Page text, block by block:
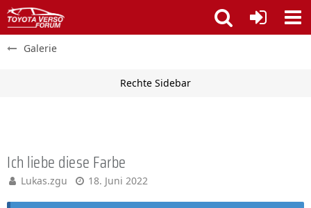
Galerie
Ich liebe diese Farbe
Lukas.zgu 18. Juni 2022